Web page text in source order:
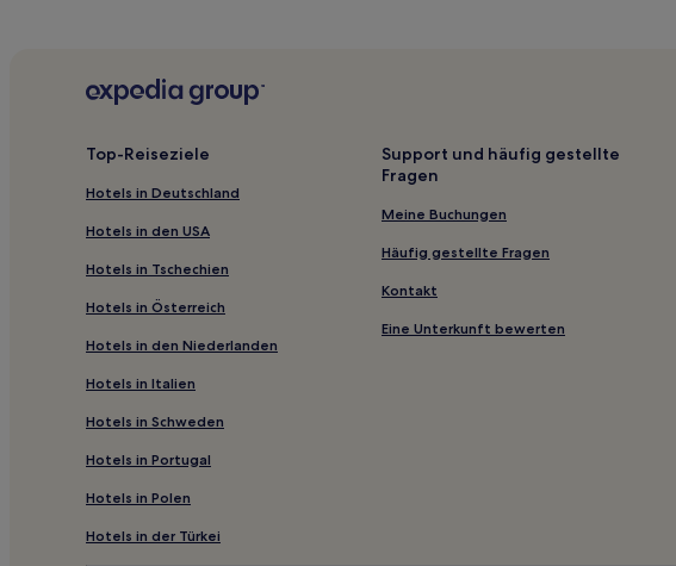
Hotels mit Parkplatz in Heilbad Heiligenstadt
Hotels mit Küchenzeile in Thüringen
Haustierfreundliche in Sachsenbrunn
Business in Jena
Luxus in Altstadt Erfurt
Familien in Weimar
Haustierfreundliche in Saalfeld/Saale
Familien in Friedrichroda
Haustierfreundliche in Erfurt
Familien in Erfurt
Top-Reiseziele
Hotels in Deutschland
Hotels in den USA
Hotels in Tschechien
Hotels in Österreich
Hotels in den Niederlanden
Hotels in Italien
Hotels in Schweden
Hotels in Portugal
Hotels in Polen
Hotels in der Türkei
Support und häufig gestellte
Fragen
Meine Buchungen
Häufig gestellte Fragen
Kontakt
Eine Unterkunft bewerten